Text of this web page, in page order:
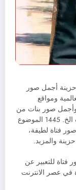
حزينة أجمل صور
ومواقع
الاجتماعي عن أجمل صور بنات 2024 وأجمل صور بنات من
مختلف الدول العربية السعودية ومصر والمغرب الخ. 1445 الموضوع
فتاة لطيفة،
والمزيد.
للتعبير عن
في عصر الانترنت